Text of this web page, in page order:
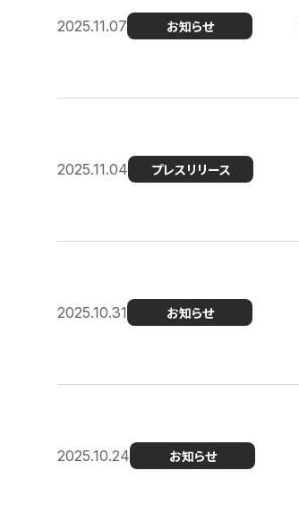
2025.11.07 お知らせ
2025.11.04 プレスリリース
2025.10.31 お知らせ
2025.10.24 お知らせ